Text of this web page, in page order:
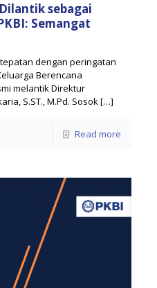
sebagai
Semangat
dengan peringatan
Berencana
melantik Direktur
S.ST., M.Pd. Sosok[…]
Read more